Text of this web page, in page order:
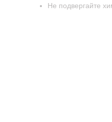
Не подвергайте